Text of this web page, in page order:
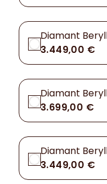
Diamant
3.449,00 €
Diamant
3.699,00 €
Diamant Beryll
3.449,00 €